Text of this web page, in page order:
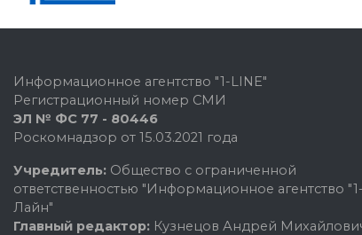
Информационное агентство "1-LINE"
Регистрационный номер СМИ
ЭЛ № ФС 77 - 80446
Роскомнадзор от 15.03.2021 года
Учредитель: Общество с ограниченной
ответственностью "Информационное агентство "1-
Лайн"
Главный редактор: Кузнецов Андрей